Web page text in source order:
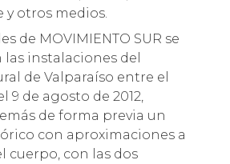
y otros medios.
de MOVIMIENTO SUR se
las instalaciones del
de Valparaíso entre el
9 de agosto de 2012,
de forma previa un
con aproximaciones a
cuerpo, con las dos